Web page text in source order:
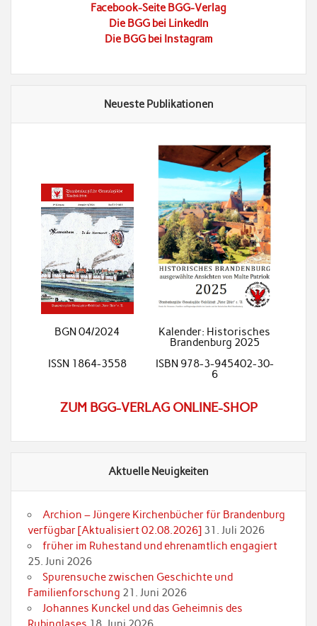
Facebook-Seite BGG-Verlag
Die BGG bei LinkedIn
Die BGG bei Instagram
Neueste Publikationen
BGN 04/2024
Kalender: Historisches
Brandenburg 2025
ISSN 1864-3558
ISBN 978-3-945402-30-
6
ZUM BGG-VERLAG ONLINE-SHOP
Aktuelle Neuigkeiten
Archion – Jüngere Kirchenbücher für Brandenburg
verfügbar [Aktualisiert 02.08.2026] 31. Juli 2026
früher im Ruhestand und ehrenamtlich engagiert
25. Juni 2026
Spurensuche zwischen Geschichte und
Familienforschung 21. Juni 2026
Johannes Kunckel und das Geheimnis des